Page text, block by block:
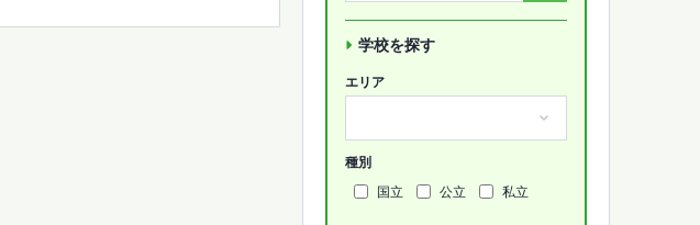
学校を探す
エリア
種別
国立
公立 私立